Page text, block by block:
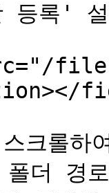
록' 설
files/
크롤하
폴더 경